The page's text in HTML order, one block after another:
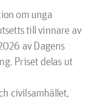
om unga
till vinnare av
av Dagens
Priset delas ut
civilsamhället,